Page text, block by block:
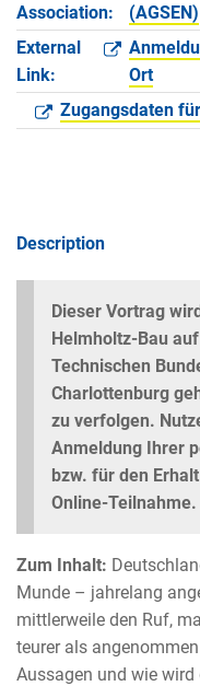
Association:
(AGSEN)
External
Link:
Ort
Zugangsdaten
Description
Dieser Vortrag
Helmholtz-Bau
Technischen
Charlottenburg
zu verfolgen.
Anmeldung Ihrer
bzw. für den
Online-Teilnahme.
Zum Inhalt:
Munde – jahrelang
mittlerweile den Ruf,
teurer als
Aussagen und wie wird